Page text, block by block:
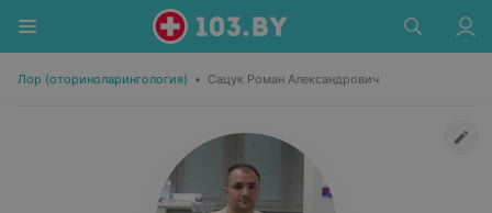
Лор (оториноларингология) • Сацук Роман Александрович